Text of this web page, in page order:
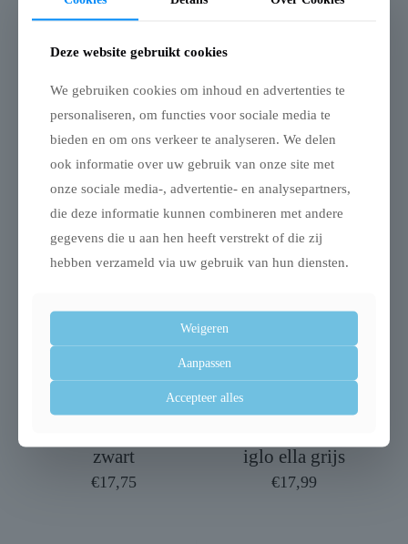
– Volledige dag- en nachtfunctie dankzij IR-nachtzicht
Afmetingen: 5,75X1,65X5,91 cm
Gerelateerde producten
zwart
€17,75
iglo ella grijs
€17,99
Deze website gebruikt cookies
We gebruiken cookies om inhoud en advertenties te
personaliseren, om functies voor sociale media te
bieden en om ons verkeer te analyseren. We delen
ook informatie over uw gebruik van onze site met
onze sociale media-, advertentie- en analysepartners,
die deze informatie kunnen combineren met andere
gegevens die u aan hen heeft verstrekt of die zij
hebben verzameld via uw gebruik van hun diensten.
Weigeren
Aanpassen
Accepteer alles